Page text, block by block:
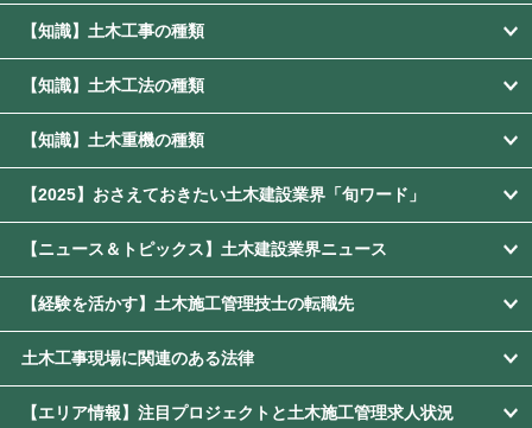
【知識】土木工事の種類
【知識】土木工法の種類
【知識】土木重機の種類
【2025】おさえておきたい土木建設業界「旬ワード」
【ニュース＆トピックス】土木建設業界ニュース
【経験を活かす】土木施工管理技士の転職先
土木工事現場に関連のある法律
【エリア情報】注目プロジェクトと土木施工管理求人状況